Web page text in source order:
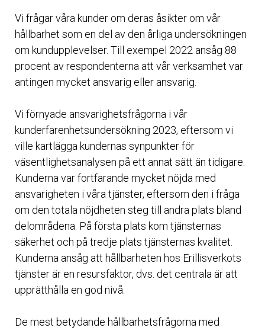
Vi frågar våra kunder om deras åsikter om vår
hållbarhet som en del av den årliga undersökningen
om kundupplevelser. Till exempel 2022 ansåg 88
procent av respondenterna att vår verksamhet var
antingen mycket ansvarig eller ansvarig.
Vi förnyade ansvarighetsfrågorna i vår
kunderfarenhetsundersökning 2023, eftersom vi
ville kartlägga kundernas synpunkter för
väsentlighetsanalysen på ett annat sätt än tidigare.
Kunderna var fortfarande mycket nöjda med
ansvarigheten i våra tjänster, eftersom den i fråga
om den totala nöjdheten steg till andra plats bland
delområdena. På första plats kom tjänsternas
säkerhet och på tredje plats tjänsternas kvalitet.
Kunderna ansåg att hållbarheten hos Erillisverkots
tjänster är en resursfaktor, dvs. det centrala är att
upprätthålla en god nivå.
De mest betydande hållbarhetsfrågorna med